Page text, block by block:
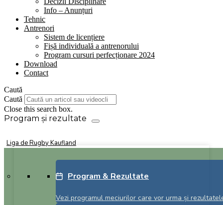
Info – Anunțuri
Tehnic
Antrenori
Sistem de licențiere
Fișă individuală a antrenorului
Program cursuri perfecționare 2024
Download
Contact
Caută
Caută
Close this search box.
Liga de Rugby Kaufland
Program & Rezultate
Vezi programul meciurilor care vor urma și
decembrie 13, 2024
Cupa României